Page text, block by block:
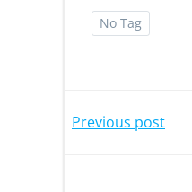
No Tag
Previous post